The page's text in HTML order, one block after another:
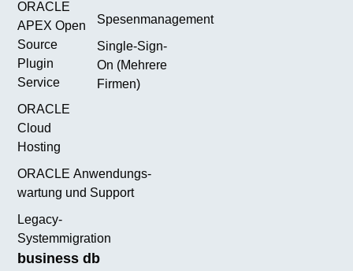
business db
ORACLE
APEX Open
Source
Plugin
Service
ORACLE
Cloud
Hosting
ORACLE Anwendungs­
wartung und Support
Legacy-
Systemmigration
Spesenmanagement
Single-Sign-
On (Mehrere
Firmen)